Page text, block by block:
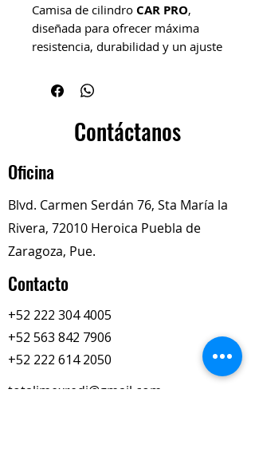
Camisa de cilindro CAR PRO,
diseñada para ofrecer máxima
resistencia, durabilidad y un ajuste
trabajo pesado.
Código:
Marca:
CAR PRO
Tipo:Camisa de cilindro
Aplicación:
Contáctanos
Oficina
Blvd. Carmen Serdán 76, Sta María la
Rivera, 72010 Heroica Puebla de
Zaragoza, Pue.
Contacto
+52 222 304 4005
+52 563 842 7906
+52 222 614 2050
totalimexredi@gmail.com